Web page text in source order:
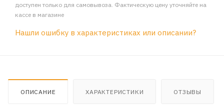
доступен только для самовывоза. Фактическую цену уточняйте на
кассе в магазине
Нашли ошибку в характеристиках или описании?
ОПИСАНИЕ ХАРАКТЕРИСТИКИ ОТЗЫВЫ